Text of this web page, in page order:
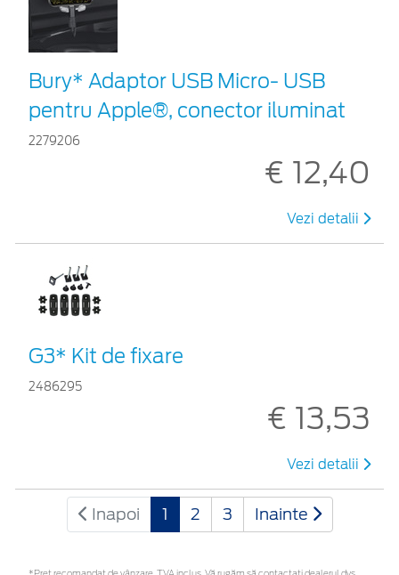
Bury* Adaptor USB Micro- USB
pentru Apple®, conector iluminat
2279206
€ 12,40
Vezi detalii
G3* Kit de fixare
2486295
€ 13,53
Vezi detalii
Inapoi 1 2 3 Inainte